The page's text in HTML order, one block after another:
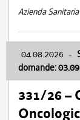
Azienda
04.08.2026 -
domande:
331/26 –